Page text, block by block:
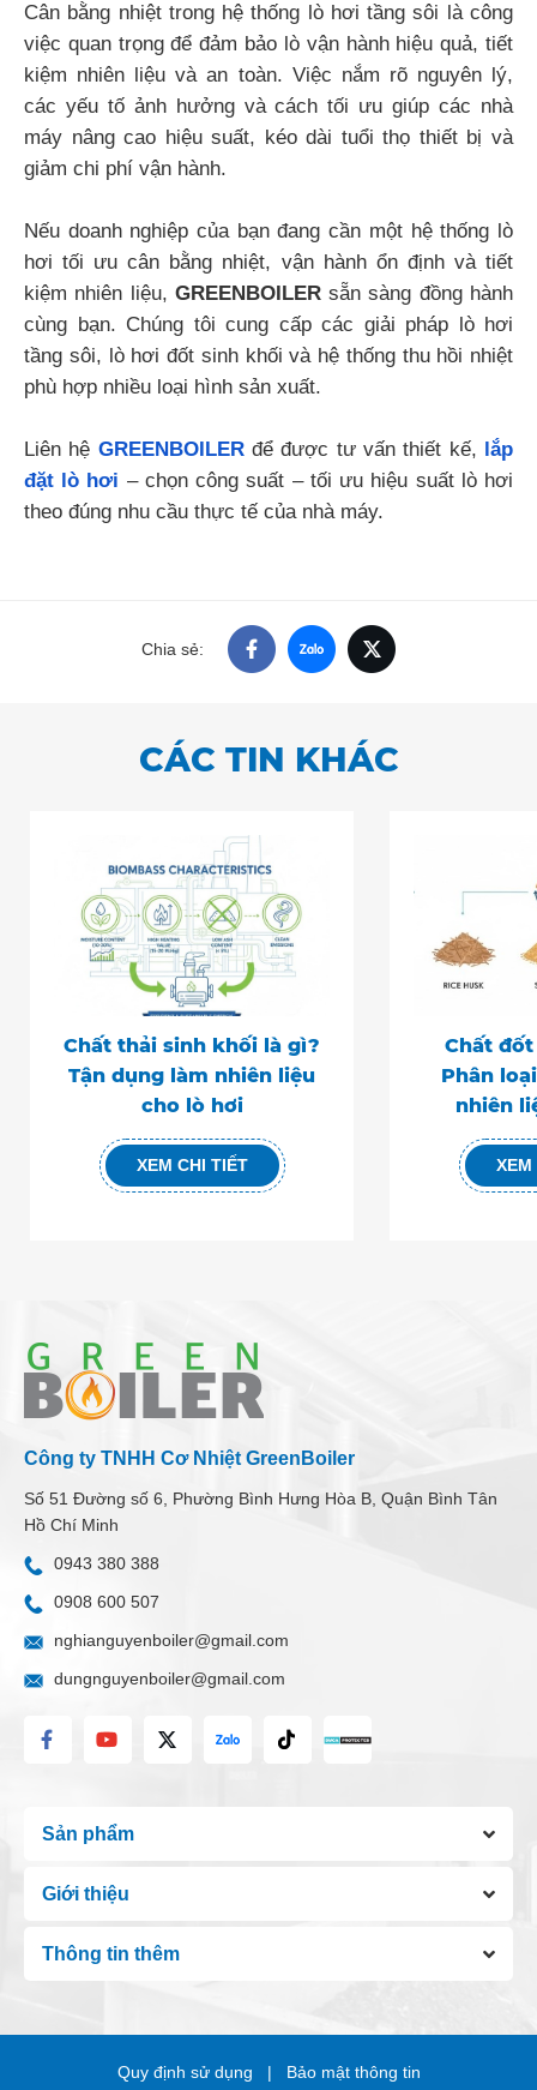
Cân bằng nhiệt trong hệ thống lò hơi tầng sôi là công
việc quan trọng để đảm bảo lò vận hành hiệu quả, tiết
kiệm nhiên liệu và an toàn. Việc nắm rõ nguyên lý,
các yếu tố ảnh hưởng và cách tối ưu giúp các nhà
máy nâng cao hiệu suất, kéo dài tuổi thọ thiết bị và
giảm chi phí vận hành.
Nếu doanh nghiệp của bạn đang cần một hệ thống lò
hơi tối ưu cân bằng nhiệt, vận hành ổn định và tiết
kiệm nhiên liệu, GREENBOILERsẵn sàng đồng hành
cùng bạn. Chúng tôi cung cấp các giải pháp lò hơi
tầng sôi, lò hơi đốt sinh khối và hệ thống thu hồi nhiệt
phù hợp nhiều loại hình sản xuất.
Liên hệ GREENBOILERđể được tư vấn thiết kế, lắp
đặt lò hơi – chọn công suất – tối ưu hiệu suất lò hơi
theo đúng nhu cầu thực tế của nhà máy.
Chia sẻ:
CÁC TIN KHÁC
Chất thải sinh khối là gì?
Tận dụng làm nhiên liệu
cho lò hơi
XEM CHI TIẾT
Chất
Phân
nhiên
XEM
Công ty TNHH Cơ Nhiệt GreenBoiler
Số 51 Đường số 6, Phường Bình Hưng Hòa B, Quận Bình Tân
Hồ Chí Minh
0943 380 388
0908 600 507
nghianguyenboiler@gmail.com
dungnguyenboiler@gmail.com
Sản phẩm
Giới thiệu
Thông tin thêm
Quy định sử dụng Bảo mật thông tin
Hotline 02:
Gửi email